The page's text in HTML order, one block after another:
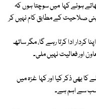
ہوئے کہا میں سوچتا ہوں کہ
اپنی صلاحیت کے مطابق کام نہیں کر
کردار ادا کرتا رہے گا، مگر ساتھ
اور فعالیت نہیں ملی۔
بھی ذکر کیا اور کہا غزہ میں
سب سے اہم ہے۔